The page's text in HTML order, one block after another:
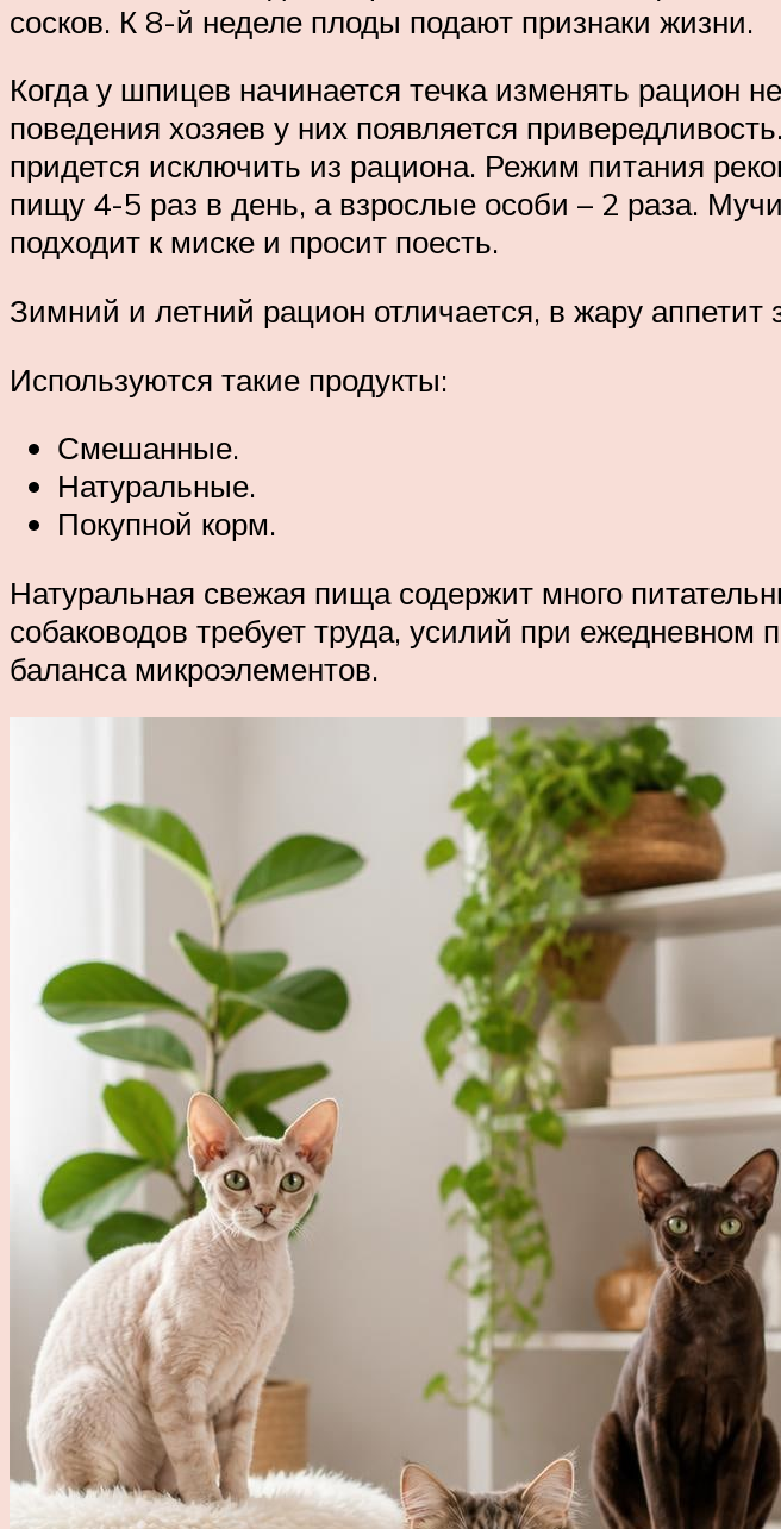
сосков. К 8-й неделе плоды подают признаки жизни.
Когда у шпицев начинается течка изменять рацион
поведения хозяев у них появляется
придется исключить из рациона. Режим питания
пищу 4-5 раз в день, а взрослые особи – 2 раза.
подходит к миске и просит поесть.
Зимний и летний рацион отличается, в жару аппетит
Используются такие продукты:
Смешанные.
Натуральные.
Покупной корм.
Натуральная свежая пища содержит много
собаководов требует труда, усилий при ежедневном
баланса микроэлементов.